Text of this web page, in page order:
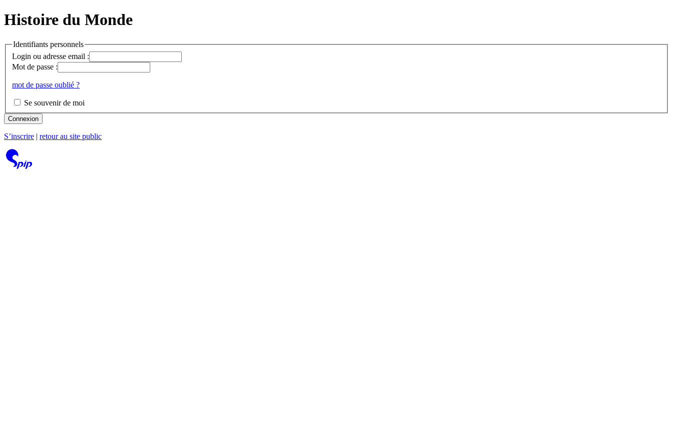
Histoire du Monde
Identifiants personnels
Login ou adresse email :
Mot de passe :
mot de passe oublié ?
Se souvenir de moi
Connexion
S’inscrire retour au site public